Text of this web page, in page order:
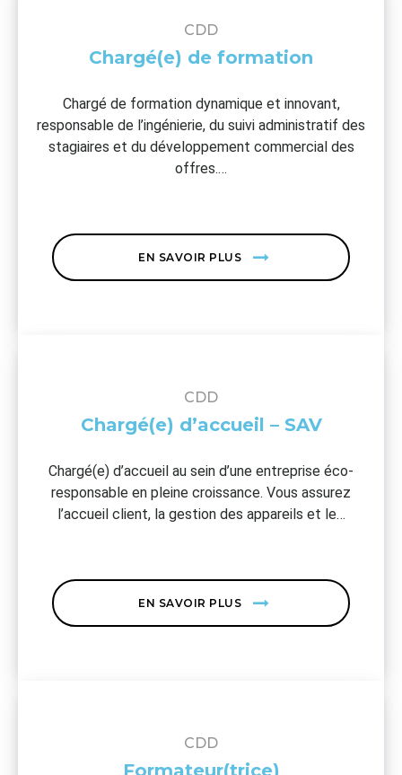
CDD
Chargé(e) de formation
Chargé de formation dynamique et innovant,
responsable de l’ingénierie, du suivi administratif des
stagiaires et du développement commercial des
offres.…
EN SAVOIR PLUS
CDD
Chargé(e) d’accueil – SAV
Chargé(e) d’accueil au sein d’une entreprise éco-
responsable en pleine croissance. Vous assurez
l’accueil client, la gestion des appareils et le…
EN SAVOIR PLUS
CDD
Formateur(trice)